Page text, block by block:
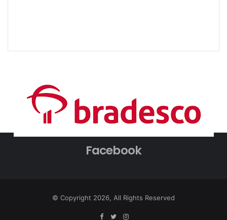
Facebook
© Copyright 2026, All Rights Reserved